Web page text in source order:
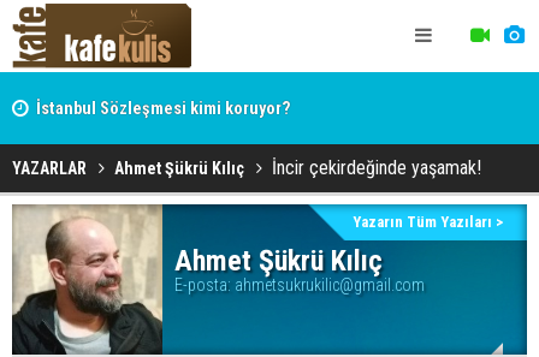
Hocaefendi, ekonomist, militan Hasan Hüseyin Varol
YAZARLAR Ahmet Şükrü Kılıç İncir çekirdeğinde yaşamak!
Ahmet Şükrü Kılıç
E-posta: ahmetsukrukilic@gmail.com
Yazarın Tüm Yazıları >